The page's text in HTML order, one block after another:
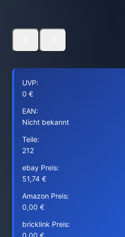
UVP:
0 €
EAN:
Nicht bekannt
Teile:
212
ebay Preis:
51,74 €
Amazon Preis:
0,00 €
bricklink Preis:
0,00 €